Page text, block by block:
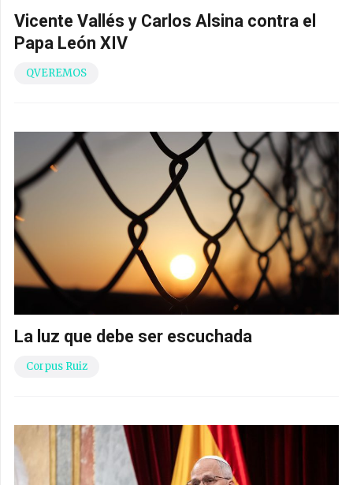
Vicente Vallés y Carlos Alsina contra el
Papa León XIV
QVEREMOS
La luz que debe ser escuchada
Corpus Ruiz